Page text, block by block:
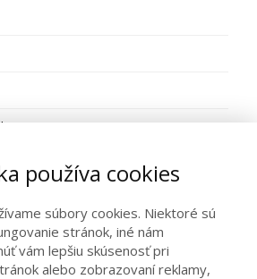
používa cookies
súbory cookies. Niektoré sú
stránok, iné nám
vám lepšiu skúsenosť pri
alebo zobrazovaní reklamy,